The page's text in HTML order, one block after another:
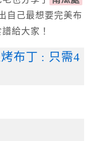
自己最想要完美布
給大家！
布丁 : 只需4